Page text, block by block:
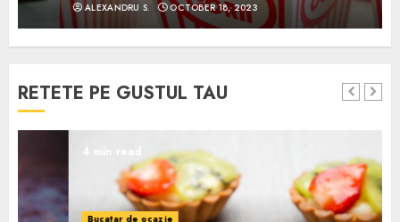
ALEXANDRU S. OCTOBER 18, 2023
RETETE PE GUSTUL TAU
4 min read
Bucatar de ocazie